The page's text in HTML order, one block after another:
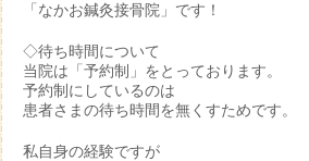
「なかお鍼灸接骨院」です！
◇待ち時間について
当院は「予約制」をとっております。
予約制にしているのは
患者さまの待ち時間を無くすためです。
私自身の経験ですが